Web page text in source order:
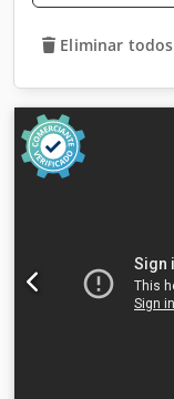
Eliminar